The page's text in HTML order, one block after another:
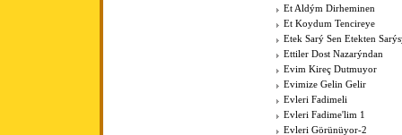
Et Aldým Dirheminen
Et Koydum Tencireye
Etek Sarý Sen Etekten
Ettiler Dost Nazarýndan
Evim Kireç Dutmuyor
Evimize Gelin Gelir
Evleri Fadimeli
Evleri Fadime'lim 1
Evleri Görünüyor-2